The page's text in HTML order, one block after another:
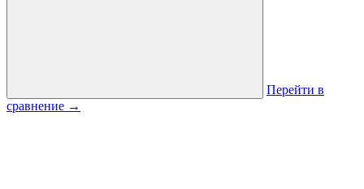
Перейти в
сравнение →